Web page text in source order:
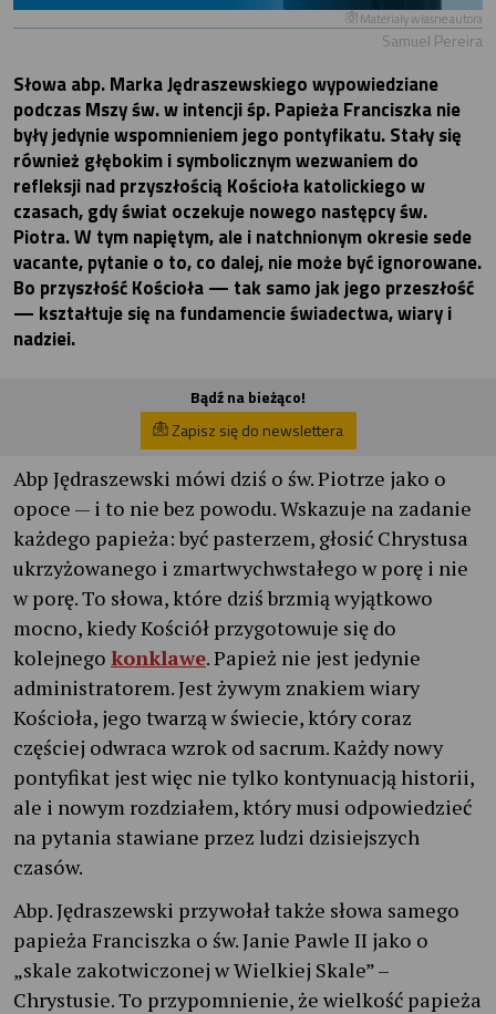
Materiały własne autora
Samuel Pereira
Słowa abp. Marka Jędraszewskiego wypowiedziane
podczas Mszy św. w intencji śp. Papieża Franciszka nie
były jedynie wspomnieniem jego pontyfikatu. Stały się
również głębokim i symbolicznym wezwaniem do
refleksji nad przyszłością Kościoła katolickiego w
czasach, gdy świat oczekuje nowego następcy św.
Piotra. W tym napiętym, ale i natchnionym okresie sede
vacante, pytanie o to, co dalej, nie może być ignorowane.
Bo przyszłość Kościoła — tak samo jak jego przeszłość
— kształtuje się na fundamencie świadectwa, wiary i
nadziei.
Bądź na bieżąco!
Zapisz się do newslettera
Abp Jędraszewski mówi dziś o św. Piotrze jako o
opoce — i to nie bez powodu. Wskazuje na zadanie
każdego papieża: być pasterzem, głosić Chrystusa
ukrzyżowanego i zmartwychwstałego w porę i nie
w porę. To słowa, które dziś brzmią wyjątkowo
mocno, kiedy Kościół przygotowuje się do
kolejnego konklawe. Papież nie jest jedynie
administratorem. Jest żywym znakiem wiary
Kościoła, jego twarzą w świecie, który coraz
częściej odwraca wzrok od sacrum. Każdy nowy
pontyfikat jest więc nie tylko kontynuacją historii,
ale i nowym rozdziałem, który musi odpowiedzieć
na pytania stawiane przez ludzi dzisiejszych
czasów.
Abp. Jędraszewski przywołał także słowa samego
papieża Franciszka o św. Janie Pawle II jako o
„skale zakotwiczonej w Wielkiej Skale” –
Chrystusie. To przypomnienie, że wielkość papieża